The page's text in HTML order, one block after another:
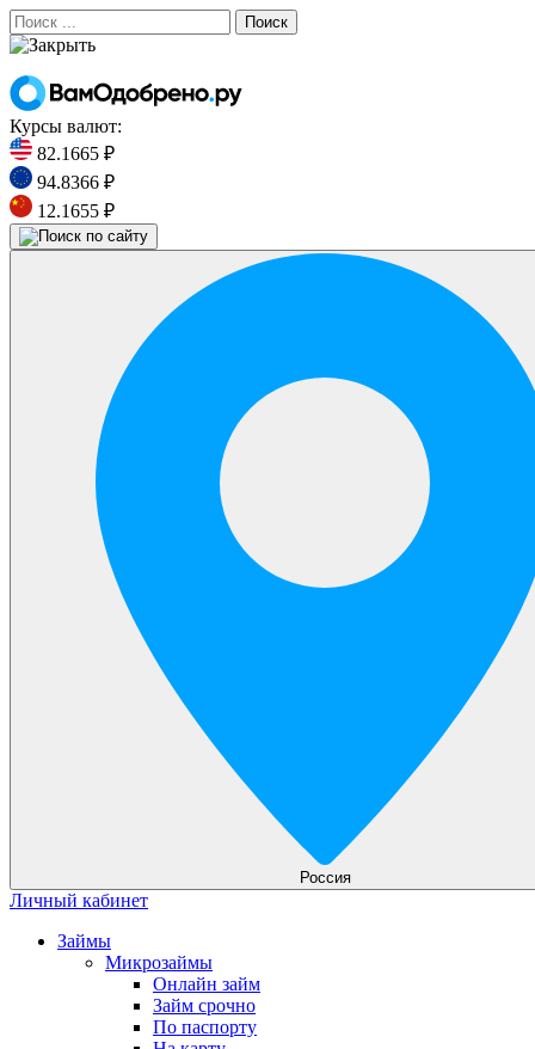
Поиск
Курсы валют:
82.1665 ₽
94.8366 ₽
12.1655 ₽
Россия
Личный кабинет
Займы
Микрозаймы
Онлайн займ
Займ срочно
По паспорту